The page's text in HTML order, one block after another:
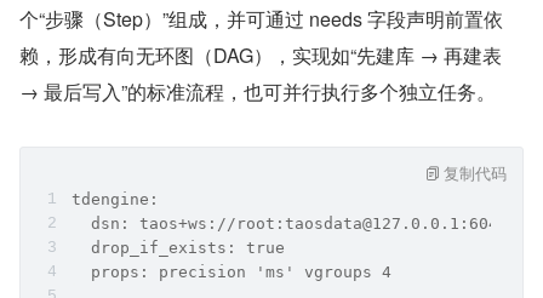
个“步骤（Step）”组成，并可通过 needs 字段声明前置依
赖，形成有向无环图（DAG），实现如“先建库 → 再建表
→ 最后写入”的标准流程，也可并行执行多个独立任务。
tdengine:
dsn: taos+ws://root:taosdata@127.0.0.1:6041/
  drop_if_exists: true
  props: precision 'ms' vgroups 4
复制代码